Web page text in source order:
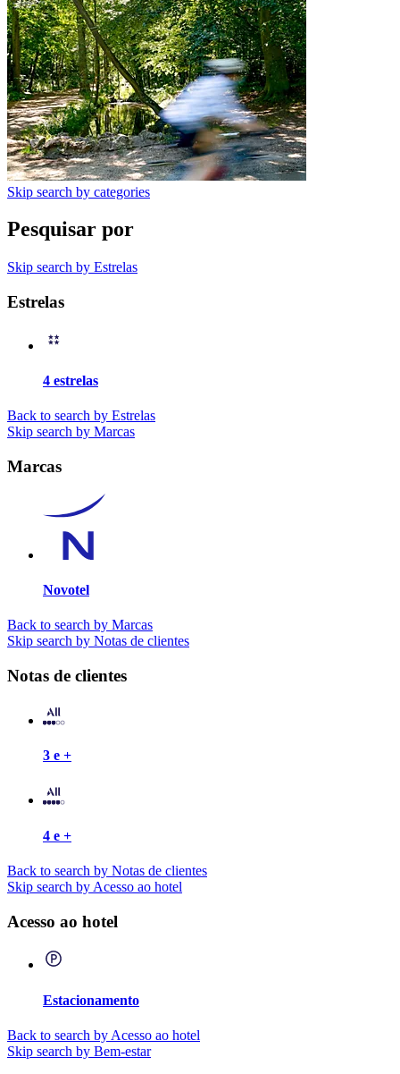
Skip search by categories
Pesquisar por
Skip search by Estrelas
Estrelas
4 estrelas
Back to search by Estrelas
Skip search by Marcas
Marcas
Novotel
Back to search by Marcas
Skip search by Notas de clientes
Notas de clientes
3 e +
4 e +
Back to search by Notas de clientes
Skip search by Acesso ao hotel
Acesso ao hotel
Estacionamento
Back to search by Acesso ao hotel
Skip search by Bem-estar